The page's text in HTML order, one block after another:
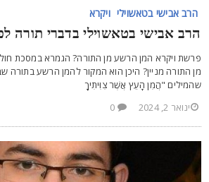
הרב אבישי בטאשוילי ויקרא
אבישי בטאשוילי בדברי תורה
ויקרא המן הרשע מן התורה? הגמרא במסכת
התורה מניין? היכן הוא המקור להמן הרשע בתורה
"הֲמִן הָעֵץ אֲשֶׁר צִוִּיתִיךָ
ינואר 2, 2024
0